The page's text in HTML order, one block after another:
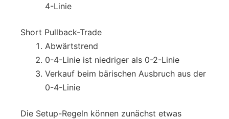
4-Linie
Short Pullback-Trade
Abwärtstrend
0-4-Linie ist niedriger als 0-2-Linie
Verkauf beim bärischen Ausbruch aus der
0-4-Linie
Die Setup-Regeln können zunächst etwas